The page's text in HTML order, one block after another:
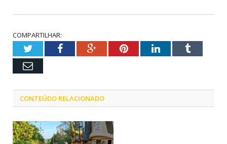
COMPARTILHAR:
TwitterFacebookGoogle+PinterestLinkedInTumblr
Email
CONTEÚDO RELACIONADO